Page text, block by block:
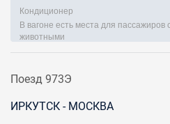
Кондиционер
В вагоне есть места для
животными
Поезд 973Э
ИРКУТСК - МОСКВА